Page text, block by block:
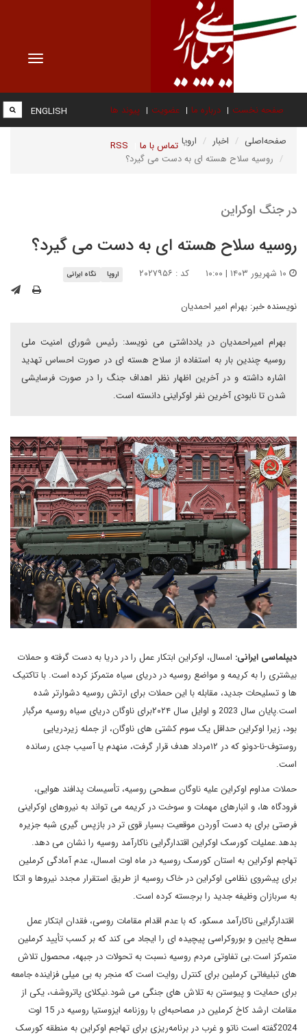
Toggle
صفحه نخست درباره ما عضویت پیوند ها
تماس با ما RSS
ENGLISH
صفحه‌اصلی اخبار
اروپا
روسیه سلاح هسته ای به دست می گیرد؟
در جنگ اوکراین
روسیه سلاح هسته ای به دست می گیرد؟
کد : ۲۰۲۷۹۵۶ اروپا نگاه ایرانی
نویسنده خبر: بهرام امیر احمدیان
بهرام امیراحمدیان در یادداشتی می نویسد: رئیس شورای امنیت ملی
روسیه چندین بار به استفاده از سلاح هسته ای در صورت احساس تهدید
اشاره داشته و در آخرین اظهار نظر اهداف جنگ را در صورت فرسایشی
شدن تا نابودی آخرین نفر اوکراینی دانسته است.
دیپلماسی ایرانی: امسال، اوکراین ابتکار عمل را در دریا به دست گرفته و حملات
بیشتری را به کریمه و مواضع روسیه در دریای سیاه متمرکز کرده است. با تاکتیک
ها و تسلیحات جدید، مقابله با این حملات برای ارتش روسیه دشوارتر شده
است.پایان سال 2023 و اوایل سال ۲۰۲۴برای ناوگان دریای سیاه روسیه مرگبار
بود، زیرا اوکراین حداقل یک سوم کشتی های ناوگان، از جمله زیردریایی
روستوف-نا-دونو که در ۱۲مرداد هدف قرار گرفت، منهدم یا آسیب جدی رسانده
است.
حملات مداوم اوکراین علیه ناوگان سطحی روسیه، تأسیسات پدافند هوایی،
فرودگاه ها، و انبارهای مهمات و سوخت در کریمه می تواند به نیروهای اوکراینی
فرصتی برای به دست آوردن موقعیت بسیار قوی تر در بازپس گیری شبه جزیره
بدهد.عملیات کورسک اوکراین اقتدارگرایی ناکارآمد روسیه را نشان می دهد.
تهاجم اوکراین به استان کورسک روسیه در ماه اوت امسال، عدم آمادگی کرملین
برای پیشروی نظامی اوکراین در خاک روسیه از طریق استقرار مجدد نیروها و اتکا
به سربازان وظیفه جدید را برجسته کرده است.
اقتدارگرایی ناکارآمد مسکو، که با عدم اقدام مقامات روسی، فقدان ابتکار عمل
سطح پایین و بوروکراسی پیچیده ای را ایجاد می کند که بر کسب تأیید کرملین
متمرکز است.بی تفاوتی مردم روسیه نسبت به تحولات در جبهه، محصول تلاش
های تبلیغاتی کرملین برای کنترل روایت است که منجر به بی میلی فزاینده جامعه
برای حمایت و پیوستن به تلاش های جنگی می شود.نیکلای پاتروشف، یکی از
مقامات ارشد کاخ کرملین در مصاحبه‌ای با روزنامه ایزوستیا روسیه در 15 اوت
2024گفته است ناتو و غرب در برنامه‌ریزی برای تهاجم اوکراین به منطقه کورسک